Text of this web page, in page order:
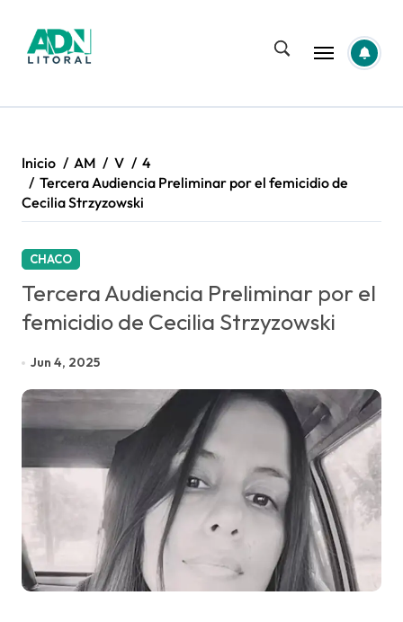
contenido
Inicio AM V
4
Tercera Audiencia Preliminar por el femicidio de
Cecilia Strzyzowski
CHACO
Tercera Audiencia Preliminar por el
femicidio de Cecilia Strzyzowski
Jun 4, 2025